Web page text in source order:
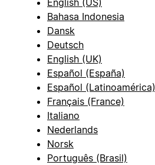
Bahasa Indonesia
Dansk
Deutsch
English (UK)
Español (España)
Español (Latinoamérica)
Français (France)
Italiano
Nederlands
Norsk
Português (Brasil)